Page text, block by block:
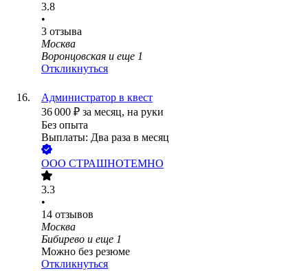
3.8
•
3 отзыва
Москва
Воронцовская и еще 1
Откликнуться
Администратор в квест
36 000 ₽ за месяц, на руки
Без опыта
Выплаты: Два раза в месяц
ООО СТРАШНОТЕМНО
3.3
•
14 отзывов
Москва
Бибирево и еще 1
Можно без резюме
Откликнуться